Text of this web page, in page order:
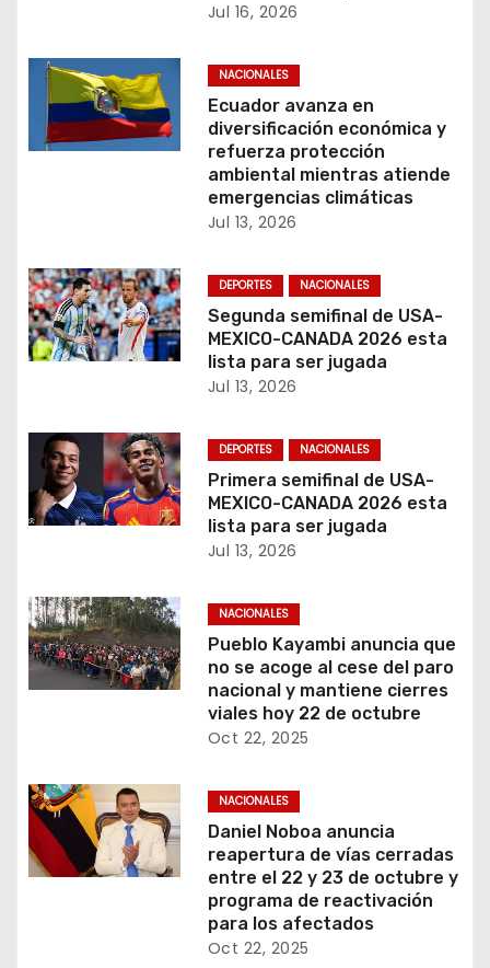
n
d
n
t
r
d
a
s
Jul 16, 2026
NACIONALES
Ecuador avanza en
diversificación económica y
refuerza protección
ambiental mientras atiende
emergencias climáticas
Jul 13, 2026
DEPORTES NACIONALES
Segunda semifinal de USA-
MEXICO-CANADA 2026 esta
lista para ser jugada
Jul 13, 2026
DEPORTES NACIONALES
Primera semifinal de USA-
MEXICO-CANADA 2026 esta
lista para ser jugada
Jul 13, 2026
NACIONALES
Pueblo Kayambi anuncia que
no se acoge al cese del paro
nacional y mantiene cierres
viales hoy 22 de octubre
Oct 22, 2025
NACIONALES
Daniel Noboa anuncia
reapertura de vías cerradas
entre el 22 y 23 de octubre y
programa de reactivación
para los afectados
Oct 22, 2025